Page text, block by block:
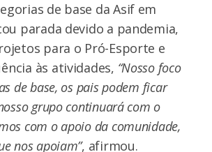
de base da Asif em
parada devido a pandemia,
para o Pró-Esporte e
às atividades, “Nosso foco
de base, os pais podem ficar
grupo continuará com o
com o apoio da comunidade,
nos apoiam”, afirmou.